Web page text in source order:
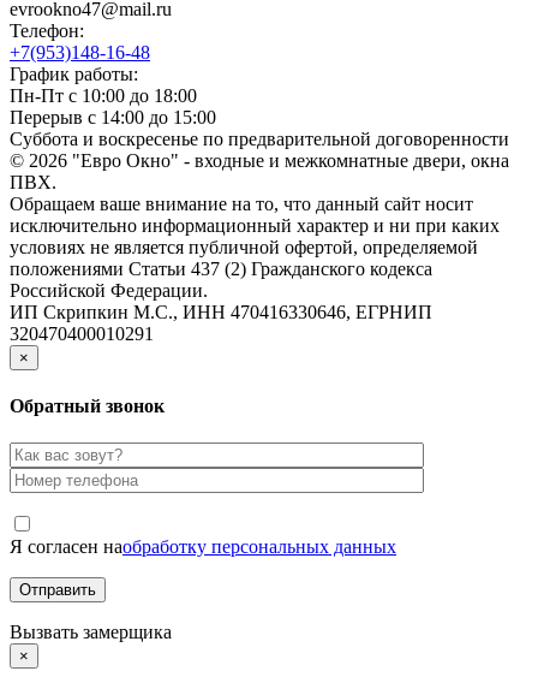
evrookno47@mail.ru
Телефон:
+7(953)148-16-48
График работы:
Пн-Пт с 10:00 до 18:00
Перерыв с 14:00 до 15:00
Суббота и воскресенье по предварительной договоренности
© 2026 "Евро Окно" - входные и межкомнатные двери, окна
ПВХ.
Обращаем ваше внимание на то, что данный сайт носит
исключительно информационный характер и ни при каких
условиях не является публичной офертой, определяемой
положениями Статьи 437 (2) Гражданского кодекса
Российской Федерации.
ИП Скрипкин М.С., ИНН 470416330646, ЕГРНИП
320470400010291
×
Обратный звонок
Я согласен наобработку персональных данных
Вызвать замерщика
×